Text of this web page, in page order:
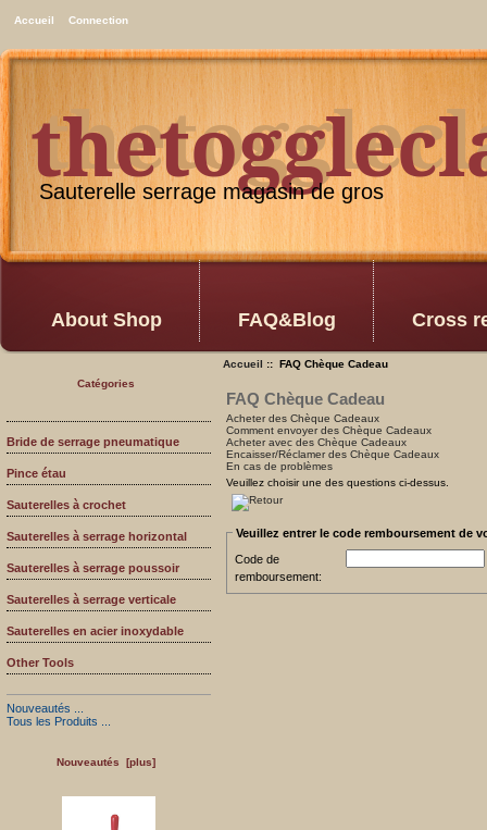
Accueil Connection
Sauterelle serrage magasin de gros
About Shop FAQ&Blog Cross
Catégories
Bride de serrage pneumatique
Pince étau
Sauterelles à crochet
Sauterelles à serrage horizontal
Sauterelles à serrage poussoir
Sauterelles à serrage verticale
Sauterelles en acier inoxydable
Other Tools
Nouveautés ...
Tous les Produits ...
Nouveautés [plus]
Accueil :: FAQ Chèque Cadeau
FAQ Chèque Cadeau
Acheter des Chèque Cadeaux
Comment envoyer des Chèque Cadeaux
Acheter avec des Chèque Cadeaux
Encaisser/Réclamer des Chèque Cadeaux
En cas de problèmes
Veuillez choisir une des questions ci-dessus.
Veuillez entrer le code remboursement de
Code de
remboursement: